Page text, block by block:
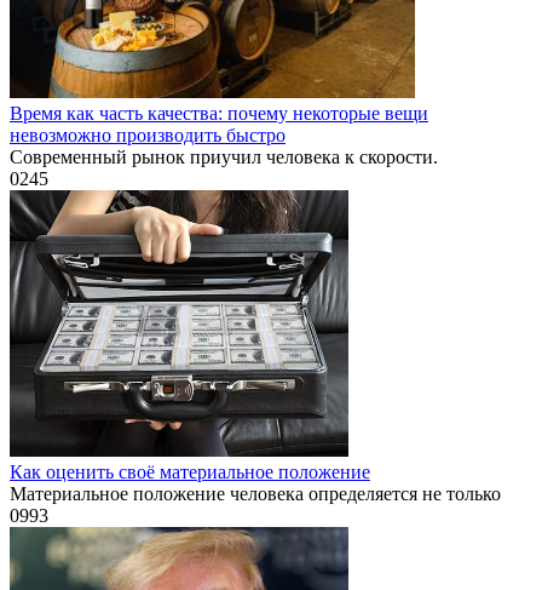
Время как часть качества: почему некоторые вещи
невозможно производить быстро
Современный рынок приучил человека к скорости.
0245
Как оценить своё материальное положение
Материальное положение человека определяется не только
0993